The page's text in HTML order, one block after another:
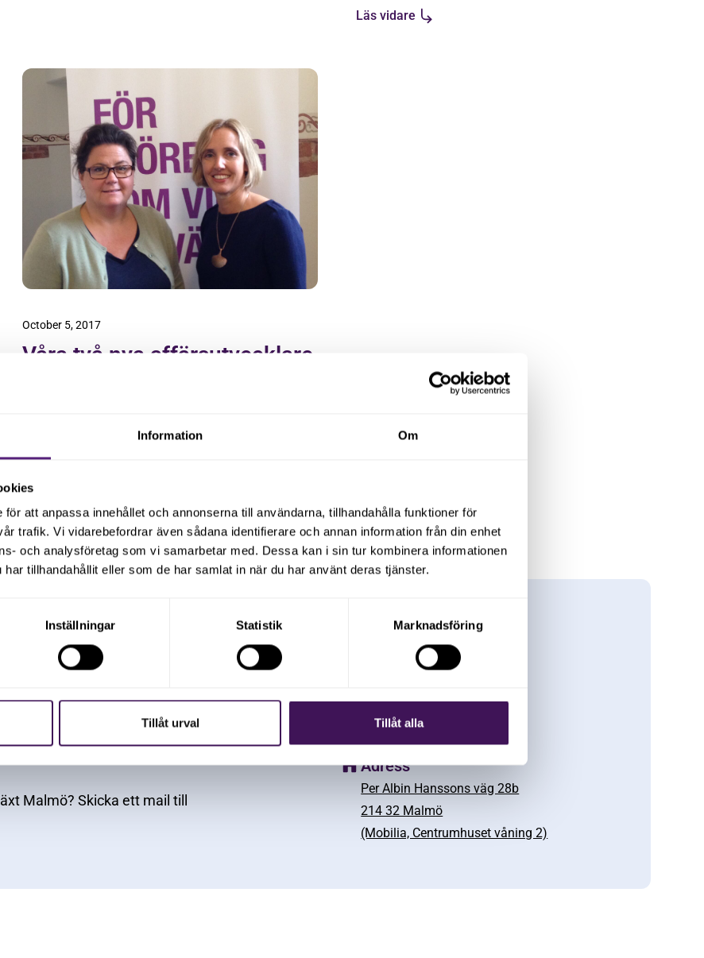
Information Om
att anpassa innehållet och annonserna till användarna, tillhandahålla funktioner för
trafik. Vi vidarebefordrar även sådana identifierare och annan information från din enhet
och analysföretag som vi samarbetar med. Dessa kan i sin tur kombinera informationen
har tillhandahållit eller som de har samlat in när du har använt deras tjänster.
Inställningar Statistik Marknadsföring
Tillåt urval Tillåt alla
hjälp från Highway to business;.
Läs vidare
October 5, 2017
Våra två nya affärsutvecklare
Krug och Petra Lundgren till Tillväxt Malmö!
för personligt anpassat och kvalificerat
tillväxtambitioner.
Malmö? Skicka ett mail till
E-post
info@tillvaxtmalmo.se
Telefon
+46 (0) 73 023 24 89
Adress
Per Albin Hanssons väg 28b
214 32 Malmö
(Mobilia, Centrumhuset våning 2)